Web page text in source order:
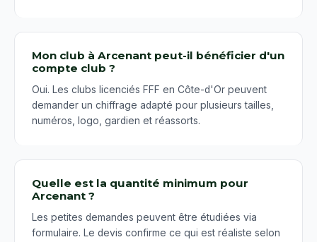
Mon club à Arcenant peut-il bénéficier d'un
compte club ?
Oui. Les clubs licenciés FFF en Côte-d'Or peuvent
demander un chiffrage adapté pour plusieurs tailles,
numéros, logo, gardien et réassorts.
Quelle est la quantité minimum pour
Arcenant ?
Les petites demandes peuvent être étudiées via
formulaire. Le devis confirme ce qui est réaliste selon